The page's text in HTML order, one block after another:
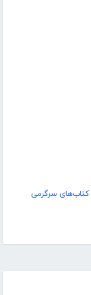
کتاب‌های سرگرمی